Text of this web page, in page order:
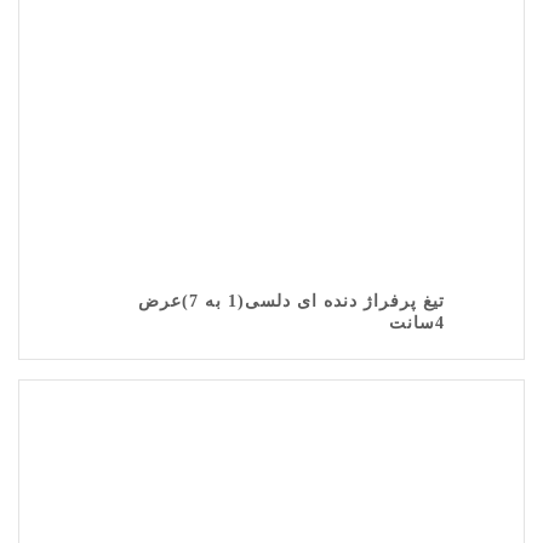
تیغ پرفراژ دنده ای دلسی(1 به 7)عرض
4سانت